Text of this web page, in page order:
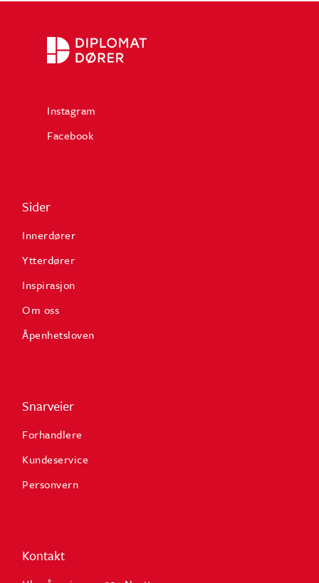
Instagram
Facebook
Sider
Innerdører
Ytterdører
Inspirasjon
Om oss
Åpenhetsloven
Snarveier
Forhandlere
Kundeservice
Personvern
Kontakt